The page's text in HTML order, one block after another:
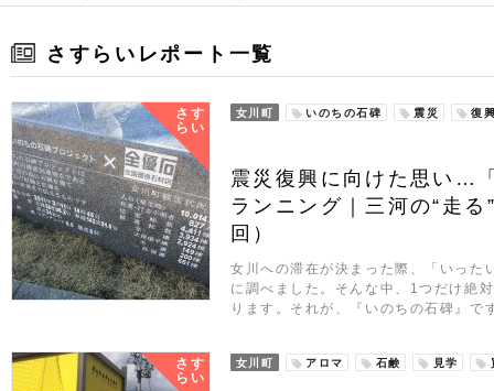
さすらいレポート一覧
さす
らい
女川町 いのちの石碑 震災 復
震災復興に向けた思い…
ランニング｜三河の“走
回）
女川への滞在が決まった際、「いった
に調べました。そんな中、1つだけ絶
ります。それが、『いのちの石碑』
さす
らい
女川町 アロマ 石鹸 見学